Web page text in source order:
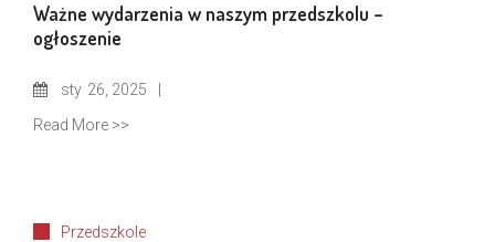
Ważne wydarzenia w naszym przedszkolu –
ogłoszenie
sty 26, 2025
Read More >>
Przedszkole